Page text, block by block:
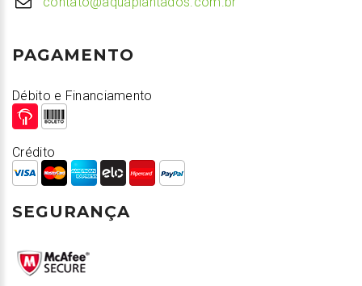
PAGAMENTO
Débito e Financiamento
Crédito
SEGURANÇA